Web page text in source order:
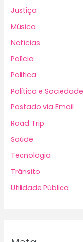
Justiça
Música
Notícias
Polícia
Politica
Política e Sociedade
Postado via Email
Road Trip
Saúde
Tecnologia
Trânsito
Utilidade Pública